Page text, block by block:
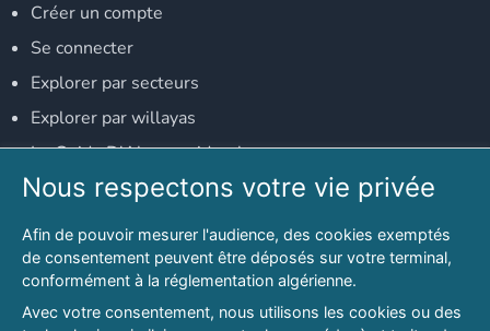
Créer un compte
Se connecter
Explorer par secteurs
Explorer par willayas
Le Guide D'Alger, guide-alger.com
NOS RÉSEAUX SOCIAUX
Notre page Facebook
Notre page LinkedIn
Nous respectons votre vie privée
Afin de pouvoir mesurer l'audience, des cookies exemptés
de consentement peuvent être déposés sur votre terminal,
conformément à la réglementation algérienne.
Avec votre consentement, nous utilisons les cookies ou des